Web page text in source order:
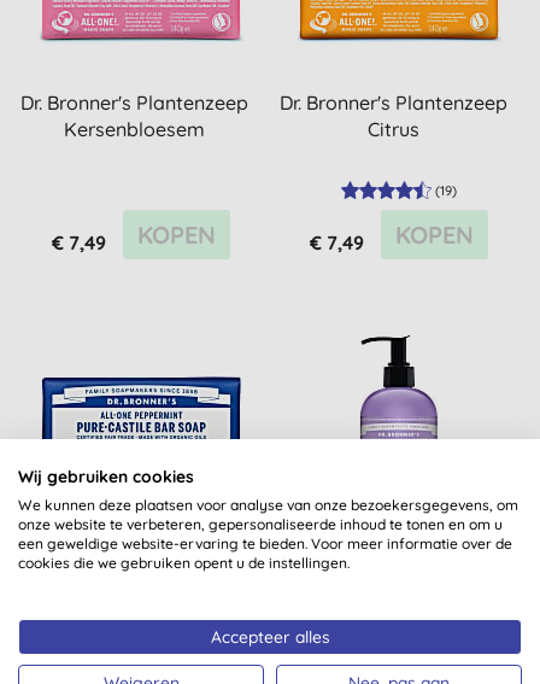
Dr. Bronner's Plantenzeep
Kersenbloesem
€ 7,49 KOPEN
Dr. Bronner's Plantenzeep
Citrus
(19)
€ 7,49 KOPEN
Dr. Bronner's Plantenzeep
Dr. Bronner's Lavendel
Wij gebruiken cookies
We kunnen deze plaatsen voor analyse van onze bezoekersgegevens, om
onze website te verbeteren, gepersonaliseerde inhoud te tonen en om u
een geweldige website-ervaring te bieden. Voor meer informatie over de
cookies die we gebruiken opent u de instellingen.
Accepteer alles